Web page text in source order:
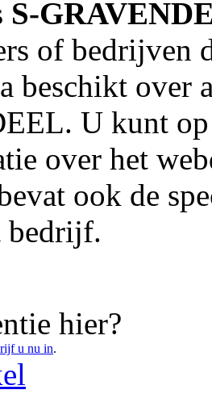
S-
of bedrijven
beschikt over
U kunt
over het
ook de
bedrijf.
hier?
u nu in.